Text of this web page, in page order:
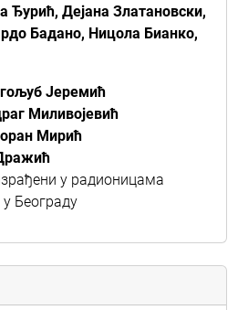
Ђурић, Дејана Златановски,
Бадано, Ницола Бианко,
Јеремић
Миливојевић
Мирић
у радионицама
Београду